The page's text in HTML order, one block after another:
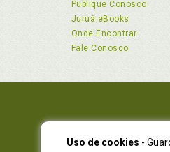
Publique Conosco
Juruá eBooks
Onde Encontrar
Fale Conosco
Uso de cookies -